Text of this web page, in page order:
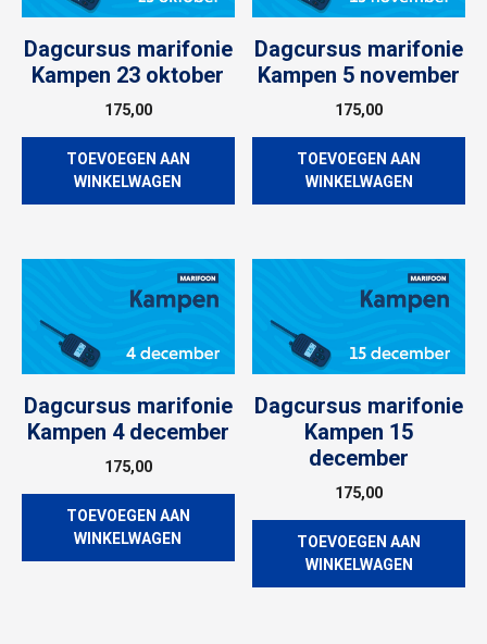
Dagcursus marifonie
Kampen 23 oktober
175,00
TOEVOEGEN AAN
WINKELWAGEN
Dagcursus marifonie
Kampen 5 november
175,00
TOEVOEGEN AAN
WINKELWAGEN
Dagcursus marifonie
Kampen 4 december
175,00
TOEVOEGEN AAN
WINKELWAGEN
Dagcursus marifonie
Kampen 15
december
175,00
TOEVOEGEN AAN
WINKELWAGEN